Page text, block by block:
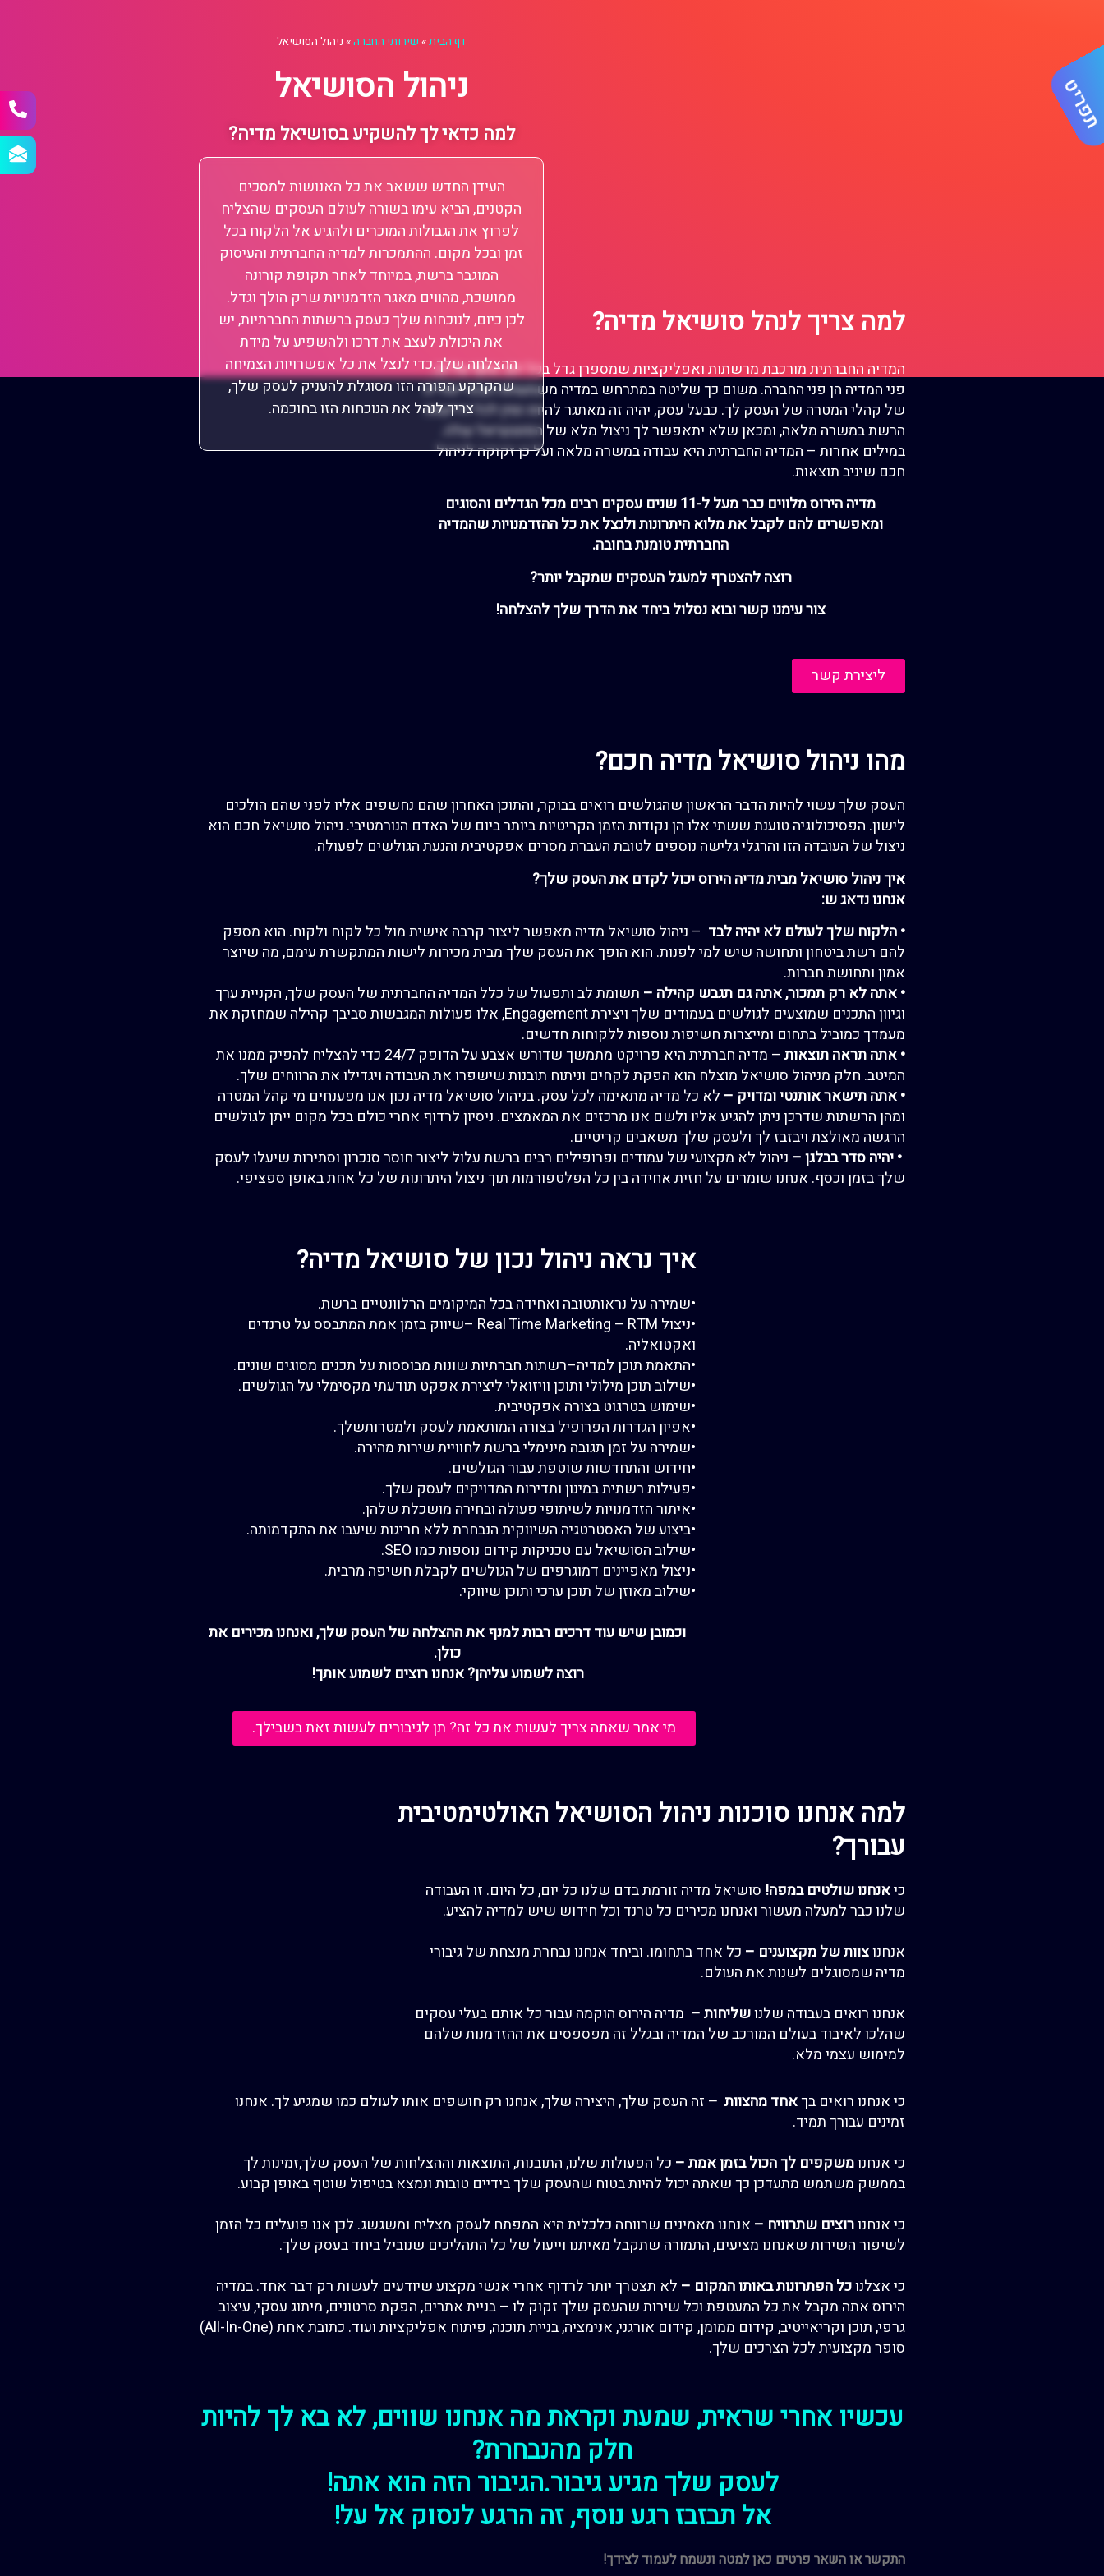
דף הבית» שירותי החברה» ניהול הסושיאל
ניהול הסושיאל
למה כדאי לך להשקיע בסושיאל מדיה?
העידן החדש ששאב את כל האנושות למסכים
הקטנים, הביא עימו בשורה לעולם העסקים שהצליח
לפרוץ את הגבולות המוכרים ולהגיע אל הלקוח בכל
זמן ובכל מקום. ההתמכרות למדיה החברתית והעיסוק
המוגבר ברשת, במיוחד לאחר תקופת קורונה
ממושכת, מהווים מאגר הזדמנויות שרק הולך וגדל.
לכן כיום, לנוכחות שלך כעסק ברשתות החברתיות, יש
את היכולת לעצב את דרכו ולהשפיע על מידת
ההצלחה שלך.כדי לנצל את כל אפשרויות הצמיחה
שהקרקע הפורה הזו מסוגלת להעניק לעסק שלך,
צריך לנהל את הנוכחות הזו בחוכמה.
למה צריך לנהל סושיאל מדיה?
המדיה החברתית מורכבת מרשתות ואפליקציות שמספרן גדל בכל יום. נוסף על כך,
פני המדיה הן פני החברה. משום כך שליטה במתרחש במדיה משמעותה הבנה יסודית
של קהלי המטרה של העסק לך. כבעל עסק, יהיה זה מאתגר להיות זמין לכל דרישות
הרשת במשרה מלאה, ומכאן שלא יתאפשר לך ניצול מלא של הפוטנציאל שלה.
במילים אחרות – המדיה החברתית היא עבודה במשרה מלאה ועל כן זקוקה לניהול
חכם שיניב תוצאות.
מדיה הירוס מלווים כבר מעל ל-11
שנים עסקים רבים מכל הגדלים והסוגים
ומאפשרים להם לקבל את מלוא היתרונות ולנצל את כל ההזדמנויות שהמדיה
החברתית טומנת בחובה.
רוצה להצטרף למעגל העסקים שמקבל יותר?
צור עימנו קשר ובוא נסלול ביחד את הדרך שלך להצלחה!
ליצירת קשר
מהו ניהול סושיאל מדיה חכם?
העסק שלך עשוי להיות הדבר הראשון שהגולשים רואים בבוקר, והתוכן האחרון שהם נחשפים אליולפני שהם הולכים
לישון. הפסיכולוגיה טוענת ששתי אלו הן נקודות הזמן הקריטיות ביותר ביום של האדם הנורמטיבי. ניהול סושיאל חכם הוא
ניצול של העובדה הזו והרגלי גלישה נוספים לטובתהעברת מסרים אפקטיבית והנעת הגולשים לפעולה.
איך ניהול סושיאל מביתמדיה הירוסיכול לקדם את העסק שלך?
אנחנו נדאג ש:
•הלקוח שלך לעולם לא יהיה לבד – ניהול סושיאל מדיה מאפשר ליצור קרבה אישית מול כל לקוח ולקוח. הוא מספק
להם רשת ביטחון ותחושה שיש למי לפנות. הוא הופך את העסק שלך מבית מכירות לישות המתקשרת עימם, מה שיוצר
אמון ותחושת חברות.
•אתה לא רקתמכור, אתהגם תגבש קהילה – תשומת לב ותפעול של כלל המדיה החברתית של העסק שלך, הקניית ערך
וגיוון התכנים שמוצעים לגולשים בעמודים שלךויצירתEngagement, אלו פעולותהמגבשות סביבך קהילה שמחזקת את
מעמדך כמובילבתחום ומייצרות חשיפות נוספות ללקוחות חדשים.
•אתה תראה תוצאות – מדיה חברתית היא פרויקט מתמשך שדורש אצבע על הדופק24/7 כדי להצליח להפיק ממנו את
המיטב. חלק מניהול סושיאל מוצלח הוא הפקת לקחים וניתוח תובנות שישפרו את העבודה ויגדילו את הרווחים שלך.
•אתה תישאר אותנטי ומדויק – לא כל מדיה מתאימה לכל עסק. בניהול סושיאל מדיה נכוןאנו מפענחים מי קהל המטרה
ומהן הרשתותשדרכן ניתן להגיע אליו ולשם אנו מרכזים אתהמאמצים. ניסיון לרדוף אחרי כולם בכל מקום ייתן לגולשים
הרגשה מאולצת ויבזבז לךולעסק שלך משאבים קריטיים.
•יהיה סדר בבלגן– ניהול לא מקצועי של עמודים ופרופילים רבים ברשת עלול ליצור חוסר סנכרון וסתירות שיעלו לעסק
שלך בזמן וכסף. אנחנו שומרים על חזית אחידה בין כל הפלטפורמות תוך ניצול היתרונות של כל אחת באופן ספציפי.
איך נראה ניהול נכון של סושיאל מדיה?
•שמירה על נראותטובה ואחידה בכל המיקומים הרלוונטיים ברשת.
•ניצול RTM
– Real Time Marketing –שיווק בזמן אמת המתבסס על טרנדים
ואקטואליה.
•התאמת תוכן למדיה–רשתות חברתיות שונות מבוססות על תכנים מסוגים שונים.
•שילוב תוכןמילולי ותוכןוויזואליליצירת אפקט תודעתי מקסימלי על הגולשים.
•שימוש בטרגוט בצורה אפקטיבית.
•אפיון הגדרותהפרופיל בצורה המותאמתלעסק ולמטרותשלך.
•שמירה על זמן תגובה מינימלי ברשתלחוויית שירות מהירה.
•חידוש והתחדשות שוטפת עבור הגולשים.
•פעילותרשתיתבמינון ותדירותהמדויקים לעסק שלך.
•איתור הזדמנויות לשיתופי פעולה ובחירה מושכלת שלהן.
•ביצוע של האסטרטגיה השיווקיתהנבחרת ללא חריגותשיעבו את התקדמותה.
•שילוב הסושיאל עם טכניקות קידום נוספותכמוSEO
.
•ניצול מאפיינים דמוגרפים של הגולשים לקבלת חשיפה מרבית.
•שילוב מאוזן של תוכן ערכיותוכן שיווקי.
וכמובן שיש עוד דרכים רבות למנף את ההצלחה של העסק שלך, ואנחנו מכירים את
כולן.
רוצה לשמוע עליהן? אנחנו רוצים לשמוע אותך!
מי אמר שאתה צריך לעשות את כל זה? תן לגיבורים לעשות זאת בשבילך.
למה אנחנו סוכנות ניהול הסושיאל האולטימטיבית
עבורך?
כיאנחנושולטים במפה! סושיאל מדיה זורמת בדם שלנוכל יום, כל היום. זו העבודה
שלנו כברלמעלה מעשור ואנחנו מכירים כל טרנד וכל חידוש שיש למדיה להציע.
אנחנוצוות של מקצוענים – כל אחד בתחומו. וביחד אנחנו נבחרת מנצחת שלגיבורי
מדיה שמסוגלים לשנות את העולם.
אנחנו רואים בעבודה שלנושליחות– מדיה הירוסהוקמה עבור כל אותם בעלי עסקים
שהלכו לאיבודבעולם המורכב של המדיה ובגלל זה מפספסים את ההזדמנות שלהם
למימוש עצמי מלא.
כי אנחנו רואים בךאחד מהצוות – זה העסק שלך, היצירה שלך, אנחנו רק חושפים אותו לעולם כמושמגיע לך. אנחנו
זמינים עבורך תמיד.
כי אנחנומשקפים לך הכול בזמן אמת– כל הפעולות שלנו, התובנות, התוצאות וההצלחות של העסק שלך,זמינות לך
בממשק משתמש מתעדכן כך שאתה יכול להיות בטוח שהעסק שלך בידיים טובות ונמצא בטיפול שוטף באופן קבוע.
כי אנחנורוצים שתרוויח – אנחנו מאמינים שרווחה כלכלית היא המפתח לעסק מצליח ומשגשג. לכןאנו פועלים כל הזמן
לשיפור השירות שאנחנו מציעים, התמורה שתקבל מאיתנווייעול של כל התהליכים שנוביל ביחד בעסק שלך.
כי אצלנוכל הפתרונות באותו המקום – לא תצטרך יותר לרדוף אחרי אנשי מקצוע שיודעים לעשותרק דבר אחד.במדיה
הירוסאתה מקבל את כל המעטפת וכל שירות שהעסק שלךזקוק לו –בנייתאתרים, הפקת סרטונים, מיתוג עסקי, עיצוב
גרפי, תוכן וקריאייטיב, קידום ממומן, קידום אורגני,אנימציה, בניית תוכנה, פיתוח אפליקציות ועוד. כתובת אחת (All-In-One)
סופרמקצועית לכל הצרכים שלך.
עכשיו אחרי שראית, שמעת וקראת מה אנחנו שווים, לא בא לך להיות
חלק מהנבחרת?
לעסק שלך מגיע גיבור.הגיבור הזה הוא אתה!
אל תבזבז רגע נוסף, זה הרגע לנסוק אל על!
התקשר או השאר פרטים כאן למטה ונשמח לעמוד לצידך!